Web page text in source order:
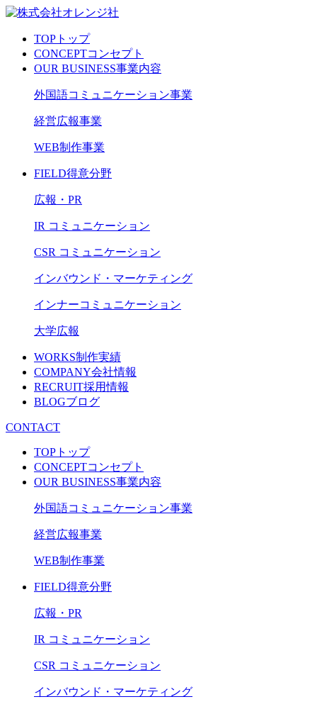
TOP トップ
CONCEPTコンセプト
OUR BUSINESS事業内容
外国語コミュニケーション事業
経営広報事業
WEB制作事業
FIELD得意分野
広報・PR
IR コミュニケーション
CSR コミュニケーション
インバウンド・マーケティング
インナーコミュニケーション
大学広報
WORKS制作実績
COMPANY会社情報
RECRUIT採用情報
BLOGブログ
CONTACT
TOP トップ
CONCEPTコンセプト
OUR BUSINESS事業内容
外国語コミュニケーション事業
経営広報事業
WEB制作事業
FIELD得意分野
広報・PR
IR コミュニケーション
CSR コミュニケーション
インバウンド・マーケティング